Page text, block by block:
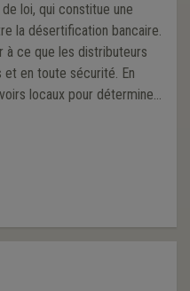
loi, qui constitue une
la désertification bancaire.
à ce que les distributeurs
en toute sécurité. En
locaux pour déterminer